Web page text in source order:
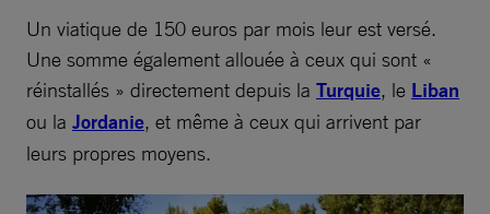
Un viatique de 150 euros par mois leur est versé.
Une somme également allouée à ceux qui sont «
réinstallés » directement depuis la Turquie, le Liban
ou la Jordanie, et même à ceux qui arrivent par
leurs propres moyens.